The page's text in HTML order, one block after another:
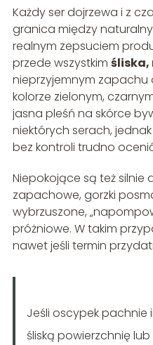
Każdy ser dojrzewa i z
granica między
realnym zepsuciem
przede wszystkim śliska,
nieprzyjemnym zapachu
kolorze zielonym,
jasna pleśń na skórce
niektórych serach,
bez kontroli trudno
Niepokojące są też silnie
zapachowe, gorzki
wybrzuszone,
próżniowe. W takim
nawet jeśli termin
Jeśli oscypek pachnie
śliską powierzchnię